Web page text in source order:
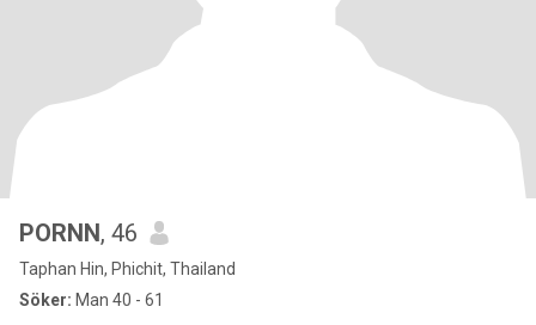
PORNN, 46
Taphan Hin, Phichit, Thailand
Söker: Man 40 - 61